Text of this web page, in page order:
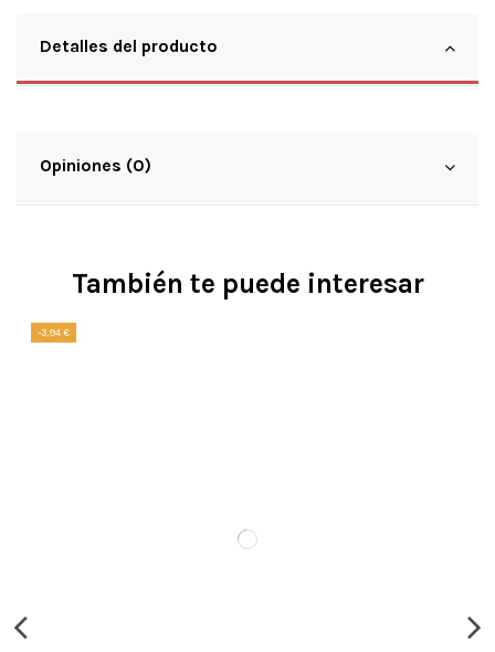
Detalles del producto
Opiniones (0)
También te puede interesar
-3,94 €